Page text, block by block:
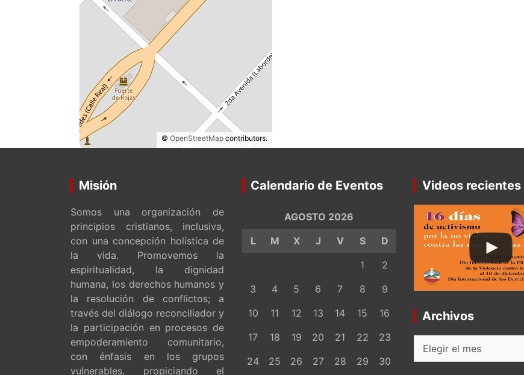
© OpenStreetMap contributors.
Misión
Somos una organización de
principios cristianos, inclusiva,
con una concepción holística de
la vida. Promovemos la
espiritualidad, la dignidad
humana, los derechos humanos y
la resolución de conflictos; a
través del diálogo reconciliador y
la participación en procesos de
empoderamiento comunitario,
con énfasis en los grupos
vulnerables, propiciando el
Calendario de Eventos
AGOSTO 2026
L
M X J V S
D
1
2
3
4 5 6 7 8
9
10
11 12 13 14 15
16
17
18 19 20 21 22
23
24
25 26 27 28 29
30
Videos recientes
Archivos
Archivos